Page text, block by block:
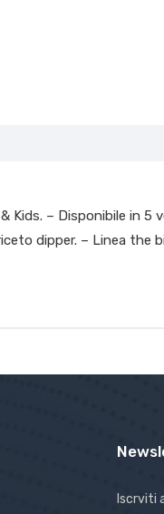
Kids. – Disponibile in
dipper. – Linea the
Iscrviti